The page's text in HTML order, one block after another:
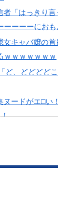
院手術中
じい状況
韓国人
行った国
容がこ
反応
者「はっきり
ーーーーにおも
女キャバ嬢の
ｗｗｗｗｗｗｗ
ど、どどどど
ヌードがエ□い
でこんなことし